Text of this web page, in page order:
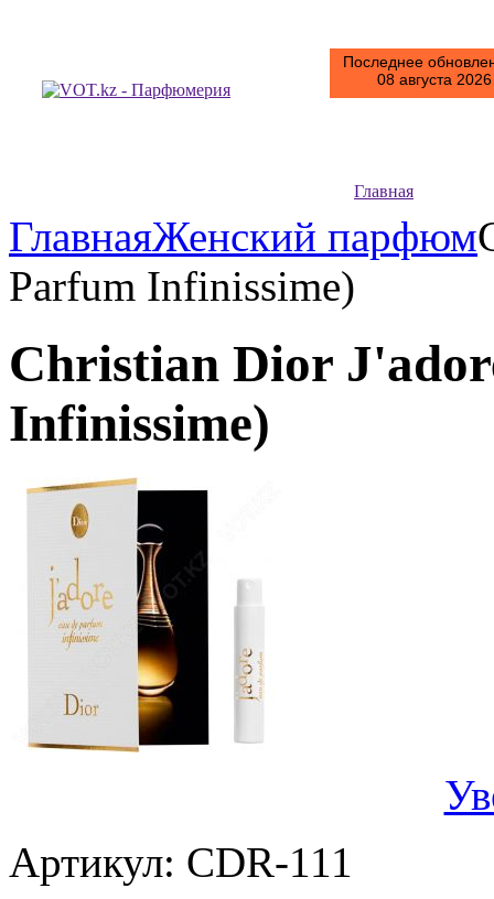
Последнее
08 августа
Главная
ГлавнаяЖенский парфюм
Parfum Infinissime)
Christian Dior
Infinissime)
Артикул: CDR-111